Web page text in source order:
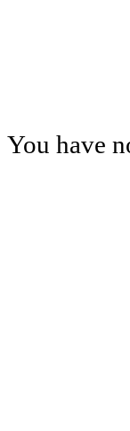
You have